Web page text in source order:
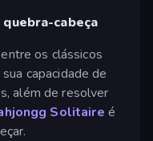
cabeça
os clássicos
capacidade de
além de resolver
Solitaire é